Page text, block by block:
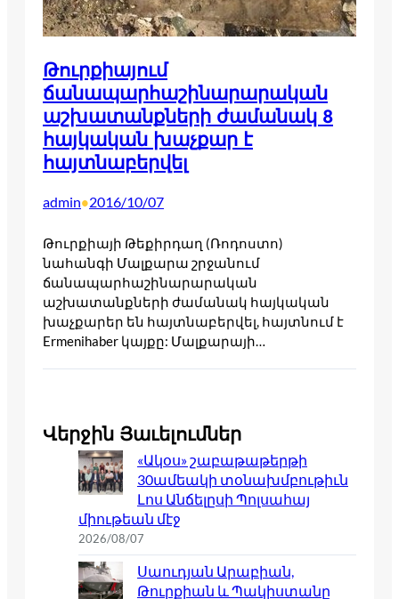
Թուրքիայում
ճանապարհաշինարարական
աշխատանքների ժամանակ 8
հայկական խաչքար է
հայտնաբերվել
admin•2016/10/07
Թուրքիայի Թեքիրդաղ (Ռոդոստո)
նահանգի Մալքարա շրջանում
ճանապարհաշինարարական
աշխատանքների ժամանակ հայկական
խաչքարեր են հայտնաբերվել, հայտնում է
Ermenihaber կայքը: Մալքարայի…
Վերջին Յաւելումներ
«Ակօս» շաբաթաթերթի
30ամեակի տօնախմբութիւն
Լոս Անճելըսի Պոլսահայ
միութեան մէջ
2026/08/07
Սաուդյան Արաբիան,
Թուրքիան և Պակիստանը